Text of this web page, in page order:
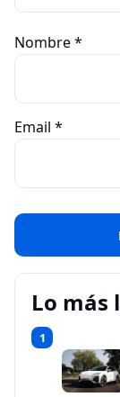
Nombre*
Email *
Lo más
1